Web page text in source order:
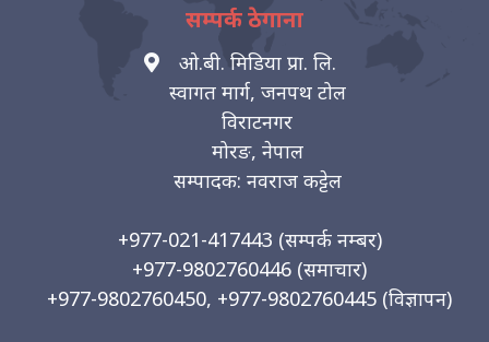
सम्पर्क ठेगाना
ओ.बी. मिडिया प्रा. लि.
स्वागत मार्ग, जनपथ टोल
विराटनगर
मोरङ, नेपाल
सम्पादक: नवराज कट्टेल
+977-021-417443 (सम्पर्क नम्बर)
+977-9802760446 (समाचार)
+977-9802760450, +977-9802760445 (विज्ञापन)